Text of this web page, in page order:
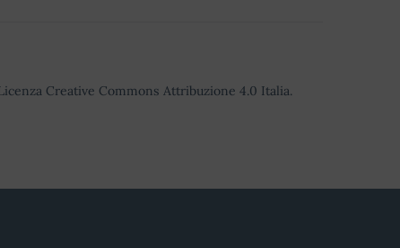
Creative Commons Attribuzione 4.0 Italia.